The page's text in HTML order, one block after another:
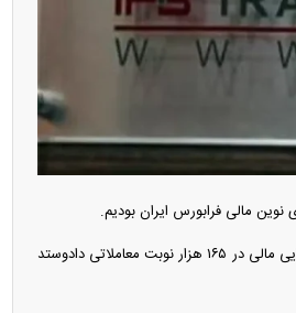
بر اساس این گزارش در ۵ روز کاری هفته مورد بررسی در مجموع نزدیک به ۳۸ میلیارد ورقه انواع دارایی مالی در ۱۶۵ هزار نوبت معاملاتی دادوستد
چین از بمب افکن H-۶N با موشک هسته‌ای
رونمایی کرد